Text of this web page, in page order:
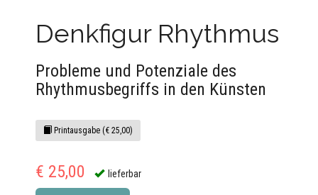
Denkfigur Rhythmus
Probleme und Potenziale des
Rhythmusbegriffs in den Künsten
Printausgabe (€ 25,00)
€ 25,00 lieferbar